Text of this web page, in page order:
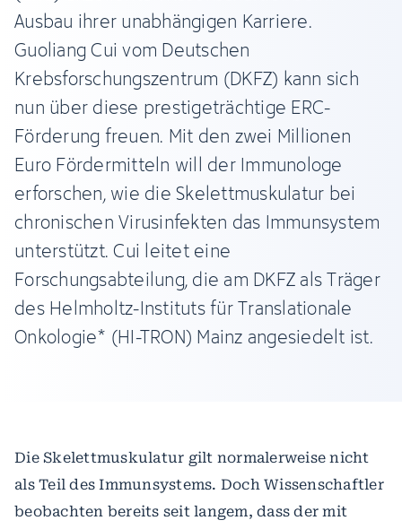
Ausbau ihrer unabhängigen Karriere.
Guoliang Cui vom Deutschen
Krebsforschungszentrum (DKFZ) kann sich
nun über diese prestigeträchtige ERC-
Förderung freuen. Mit den zwei Millionen
Euro Fördermitteln will der Immunologe
erforschen, wie die Skelettmuskulatur bei
chronischen Virusinfekten das Immunsystem
unterstützt. Cui leitet eine
Forschungsabteilung, die am DKFZ als Träger
des Helmholtz-Instituts für Translationale
Onkologie* (HI-TRON) Mainz angesiedelt ist.
Die Skelettmuskulatur gilt normalerweise nicht
als Teil des Immunsystems. Doch Wissenschaftler
beobachten bereits seit langem, dass der mit